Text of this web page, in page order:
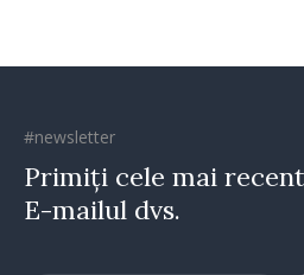
#newsletter
Primiți cele mai
E-mailul dvs.